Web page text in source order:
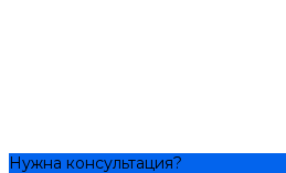
Нужна консультация?